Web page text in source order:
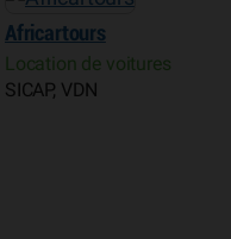
Africartours
Location de voitures
SICAP, VDN